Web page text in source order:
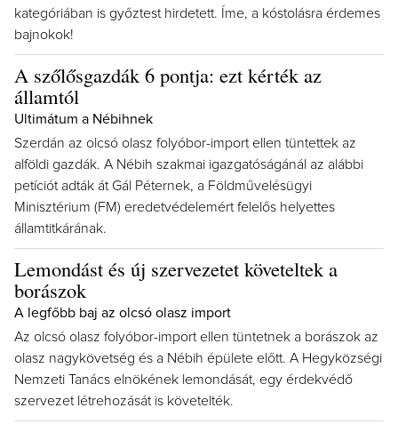
kategóriában is győztest hirdetett. Íme, a kóstolásra érdemes
bajnokok!
A szőlősgazdák 6 pontja: ezt kérték az
államtól
Ultimátum a Nébihnek
Szerdán az olcsó olasz folyóbor-import ellen tüntettek az
alföldi gazdák. A Nébih szakmai igazgatóságánál az alábbi
petíciót adták át Gál Péternek, a Földművelésügyi
Minisztérium (FM) eredetvédelemért felelős helyettes
államtitkárának.
Lemondást és új szervezetet követeltek a
borászok
A legfőbb baj az olcsó olasz import
Az olcsó olasz folyóbor-import ellen tüntetnek a borászok az
olasz nagykövetség és a Nébih épülete előtt. A Hegyközségi
Nemzeti Tanács elnökének lemondását, egy érdekvédő
szervezet létrehozását is követelték.